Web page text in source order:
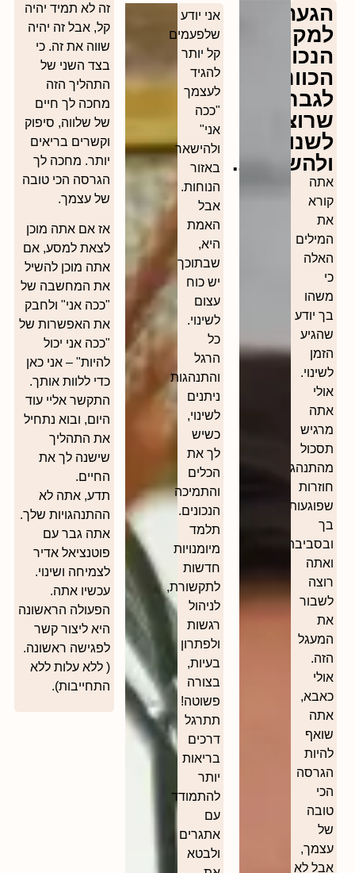
הגעת
למקום
הנכון:
הכוונה
לגברים
שרוצים
לשנות
ולהשתנות.
אתה
קורא
את
המילים
האלה
כי
משהו
בך יודע
שהגיע
הזמן
לשינוי.
אולי
אתה
מרגיש
תסכול
מהתנהגויות
חוזרות
שפוגעות
בך
ובסביבתך,
ואתה
רוצה
לשבור
את
המעגל
הזה.
אולי
כאבא,
אתה
שואף
להיות
הגרסה
הכי
טובה
של
עצמך,
אבל לא
אני יודע
שלפעמים
קל יותר
להגיד
לעצמך
"ככה
אני"
ולהישאר
באזור
הנוחות.
אבל
האמת
היא,
שבתוכך
יש כוח
עצום
לשינוי.
כל
הרגל
והתנהגות
ניתנים
לשינוי,
כשיש
לך את
הכלים
והתמיכה
הנכונים.
תלמד
מיומנויות
חדשות
לתקשורת,
לניהול
רגשות
ולפתרון
בעיות,
בצורה
פשוטה!
תתרגל
דרכים
בריאות
יותר
להתמודד
עם
אתגרים
ולבטא
זה לא תמיד יהיה
קל, אבל זה יהיה
שווה את זה. כי
בצד השני של
התהליך הזה
מחכה לך חיים
של שלווה, סיפוק
וקשרים בריאים
יותר. מחכה לך
הגרסה הכי טובה
של עצמך.
אז אם אתה מוכן
לצאת למסע, אם
אתה מוכן להשיל
את המחשבה של
"ככה אני" ולחבק
את האפשרות של
"ככה אני יכול
להיות" – אני כאן
כדי ללוות אותך.
התקשר אליי עוד
היום, ובוא נתחיל
את התהליך
שישנה לך את
החיים.
תדע, אתה לא
ההתנהגויות שלך.
אתה גבר עם
פוטנציאל אדיר
לצמיחה ושינוי.
עכשיו אתה.
הפעולה הראשונה
היא ליצור קשר
לפגישה ראשונה.
( ללא עלות ללא
התחייבות).